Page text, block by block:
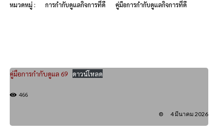
หมวดหมู่ : การกำกับดูแลกิจการที่ดี คู่มือการกำกับดูแลกิจการที่ดี
คู่มือการกำกับดูแล 69 ดาวน์โหลด
466
4 มีนาคม 2026